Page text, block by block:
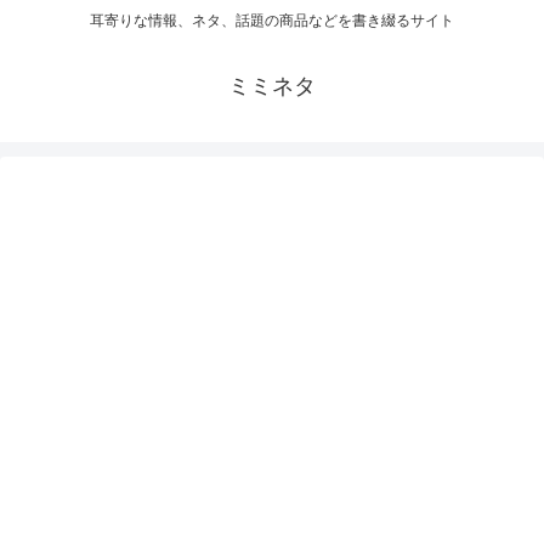
耳寄りな情報、ネタ、話題の商品などを書き綴るサイト
ミミネタ